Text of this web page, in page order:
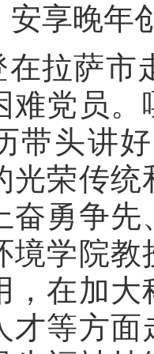
安享晚年
在拉萨市
难党员
带头讲
光荣传
奋勇争
境学院
，在加
才等方